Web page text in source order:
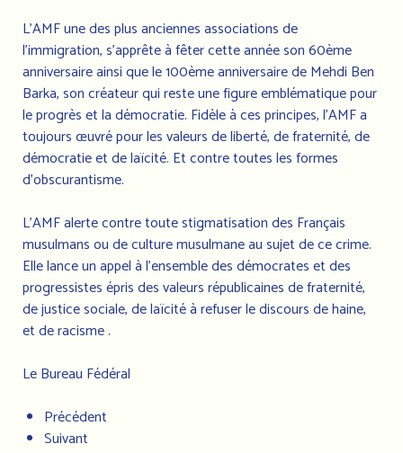
L’AMF une des plus anciennes associations de
l’immigration, s’apprête à fêter cette année son 60ème
anniversaire ainsi que le 100ème anniversaire de Mehdi Ben
Barka, son créateur qui reste une figure emblématique pour
le progrès et la démocratie. Fidèle à ces principes, l’AMF a
toujours œuvré pour les valeurs de liberté, de fraternité, de
démocratie et de laïcité. Et contre toutes les formes
d'obscurantisme.
L’AMF alerte contre toute stigmatisation des Français
musulmans ou de culture musulmane au sujet de ce crime.
Elle lance un appel à l'ensemble des démocrates et des
progressistes épris des valeurs républicaines de fraternité,
de justice sociale, de laïcité à refuser le discours de haine,
et de racisme .
Le Bureau Fédéral
Précédent
Suivant